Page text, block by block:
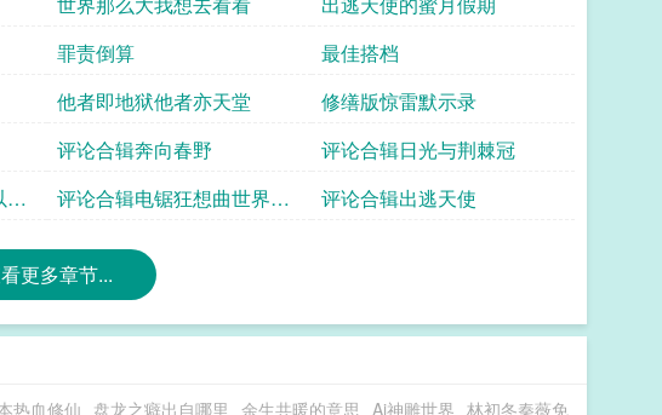
罪责倒算
最佳搭档
他者即地狱他者亦天堂
修缮版惊雷默示录
评论合辑奔向春野
评论合辑日光与荆棘冠
我
评论合辑电锯狂想曲世界那
评论合辑出逃天使
更多章节...
热血修仙 盘龙之癖出自哪里 余生共暖的意思 Ai神雕世界 林初冬秦薇免